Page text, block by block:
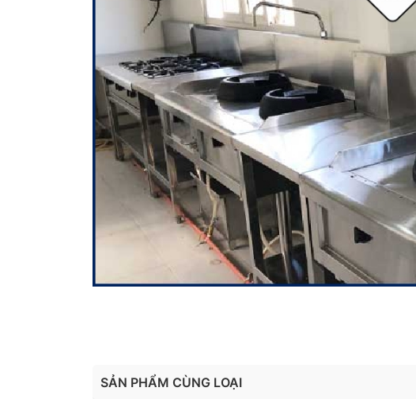
SẢN PHẨM CÙNG LOẠI